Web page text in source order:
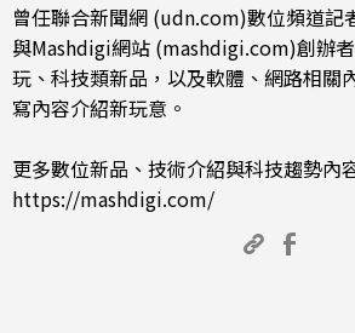
曾任聯合新聞網 (udn.com)數位頻道記
與Mashdigi網站 (mashdigi.com)創辦
玩、科技類新品，以及軟體、網路相關
寫內容介紹新玩意。
更多數位新品、技術介紹與科技趨勢內
https://mashdigi.com/